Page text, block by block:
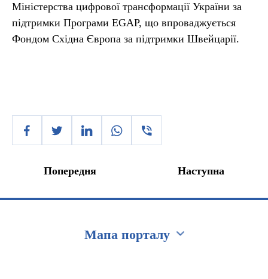
Міністерства цифрової трансформації України за
підтримки Програми EGAP, що впроваджується
Фондом Східна Європа за підтримки Швейцарії.
Попередня Наступна
Мапа порталу